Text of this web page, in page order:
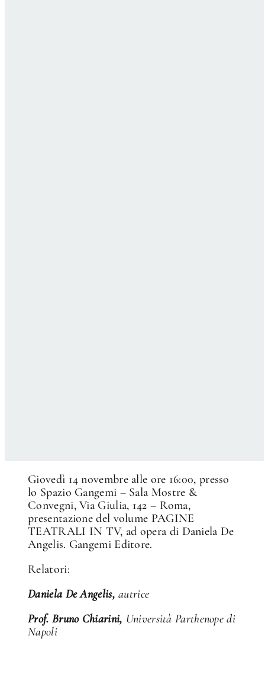
Giovedì 14 novembre alle ore 16:00, presso
lo Spazio Gangemi – Sala Mostre &
Convegni, Via Giulia, 142 – Roma,
presentazione del volume PAGINE
TEATRALI IN TV, ad opera di Daniela De
Angelis. Gangemi Editore.
Relatori:
Daniela De Angelis, autrice
Prof. Bruno Chiarini, Università Parthenope di
Napoli